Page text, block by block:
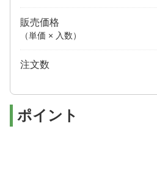
販売価格
（単価 × 入数）
注文数
ポイント